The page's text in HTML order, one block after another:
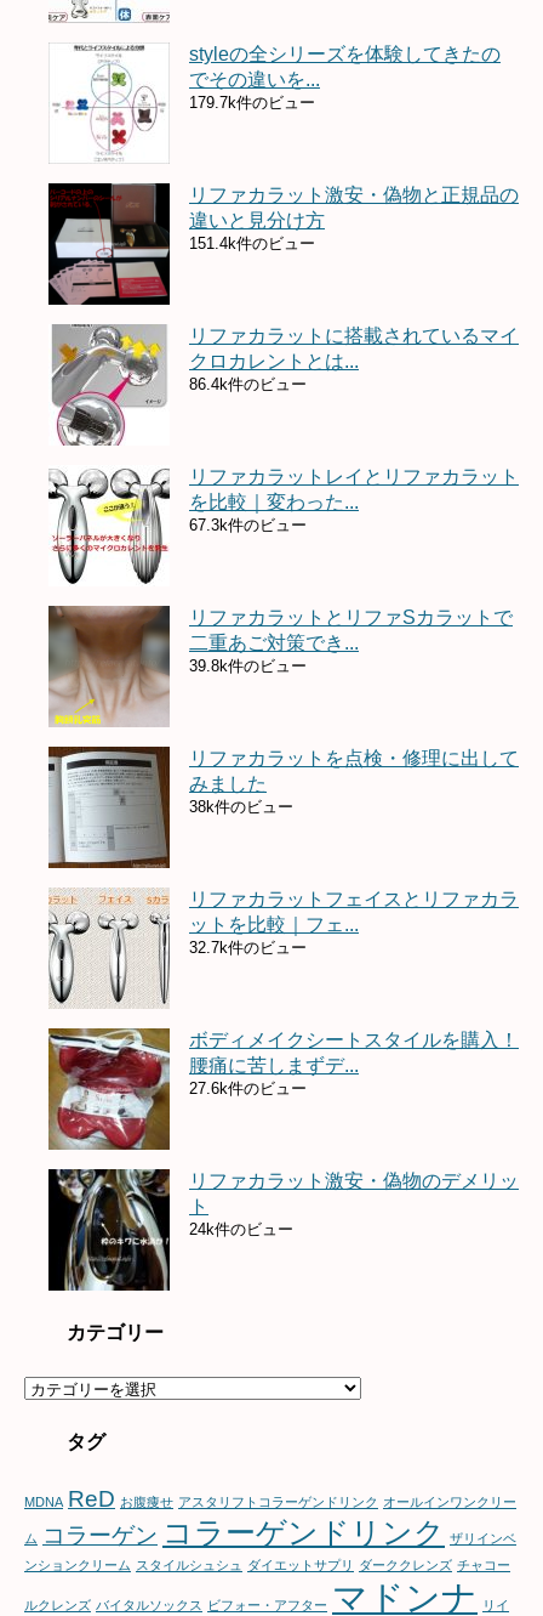
styleの全シリーズを体験してきたの
でその違いを...
179.7k件のビュー
リファカラット激安・偽物と正規品の
違いと見分け方
151.4k件のビュー
リファカラットに搭載されているマイ
クロカレントとは...
86.4k件のビュー
リファカラットレイとリファカラット
を比較｜変わった...
67.3k件のビュー
リファカラットとリファSカラットで
二重あご対策でき...
39.8k件のビュー
リファカラットを点検・修理に出して
みました
38k件のビュー
リファカラットフェイスとリファカラ
ットを比較｜フェ...
32.7k件のビュー
ボディメイクシートスタイルを購入！
腰痛に苦しまずデ...
27.6k件のビュー
リファカラット激安・偽物のデメリッ
ト
24k件のビュー
カテゴリー
カ
タグ
MDNA ReD お腹痩せ アスタリフトコラーゲンドリンク オールインワンクリー
ム コラーゲン コラーゲンドリンク
ザリインベ
ンションクリーム スタイルシュシュ ダイエットサプリ ダーククレンズ チャコー
ルクレンズ バイタルソックス ビフォー・アフター マドンナ リイ